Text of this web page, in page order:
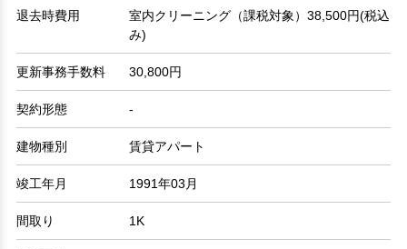
退去時費用
室内クリーニング（課税対象）38,500円(税込
み)
更新事務手数料 30,800円
契約形態 -
建物種別 賃貸アパート
竣工年月 1991年03月
間取り 1K